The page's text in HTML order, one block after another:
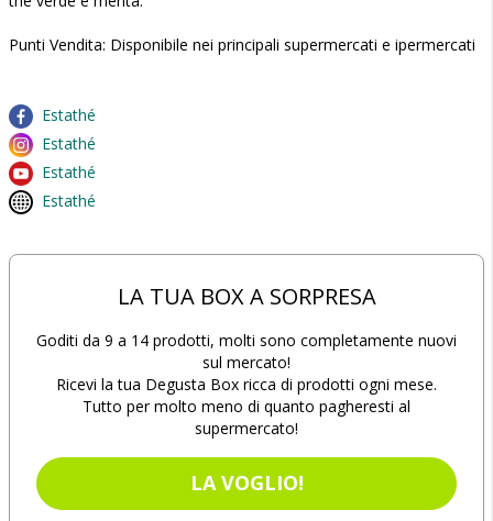
Punti Vendita: Disponibile nei principali supermercati e ipermercati
Estathé
Estathé
Estathé
Estathé
LA TUA BOX A SORPRESA
Goditi da 9 a 14 prodotti, molti sono completamente nuovi
sul mercato!
Ricevi la tua Degusta Box ricca di prodotti ogni mese.
Tutto per molto meno di quanto pagheresti al
supermercato!
LA VOGLIO!